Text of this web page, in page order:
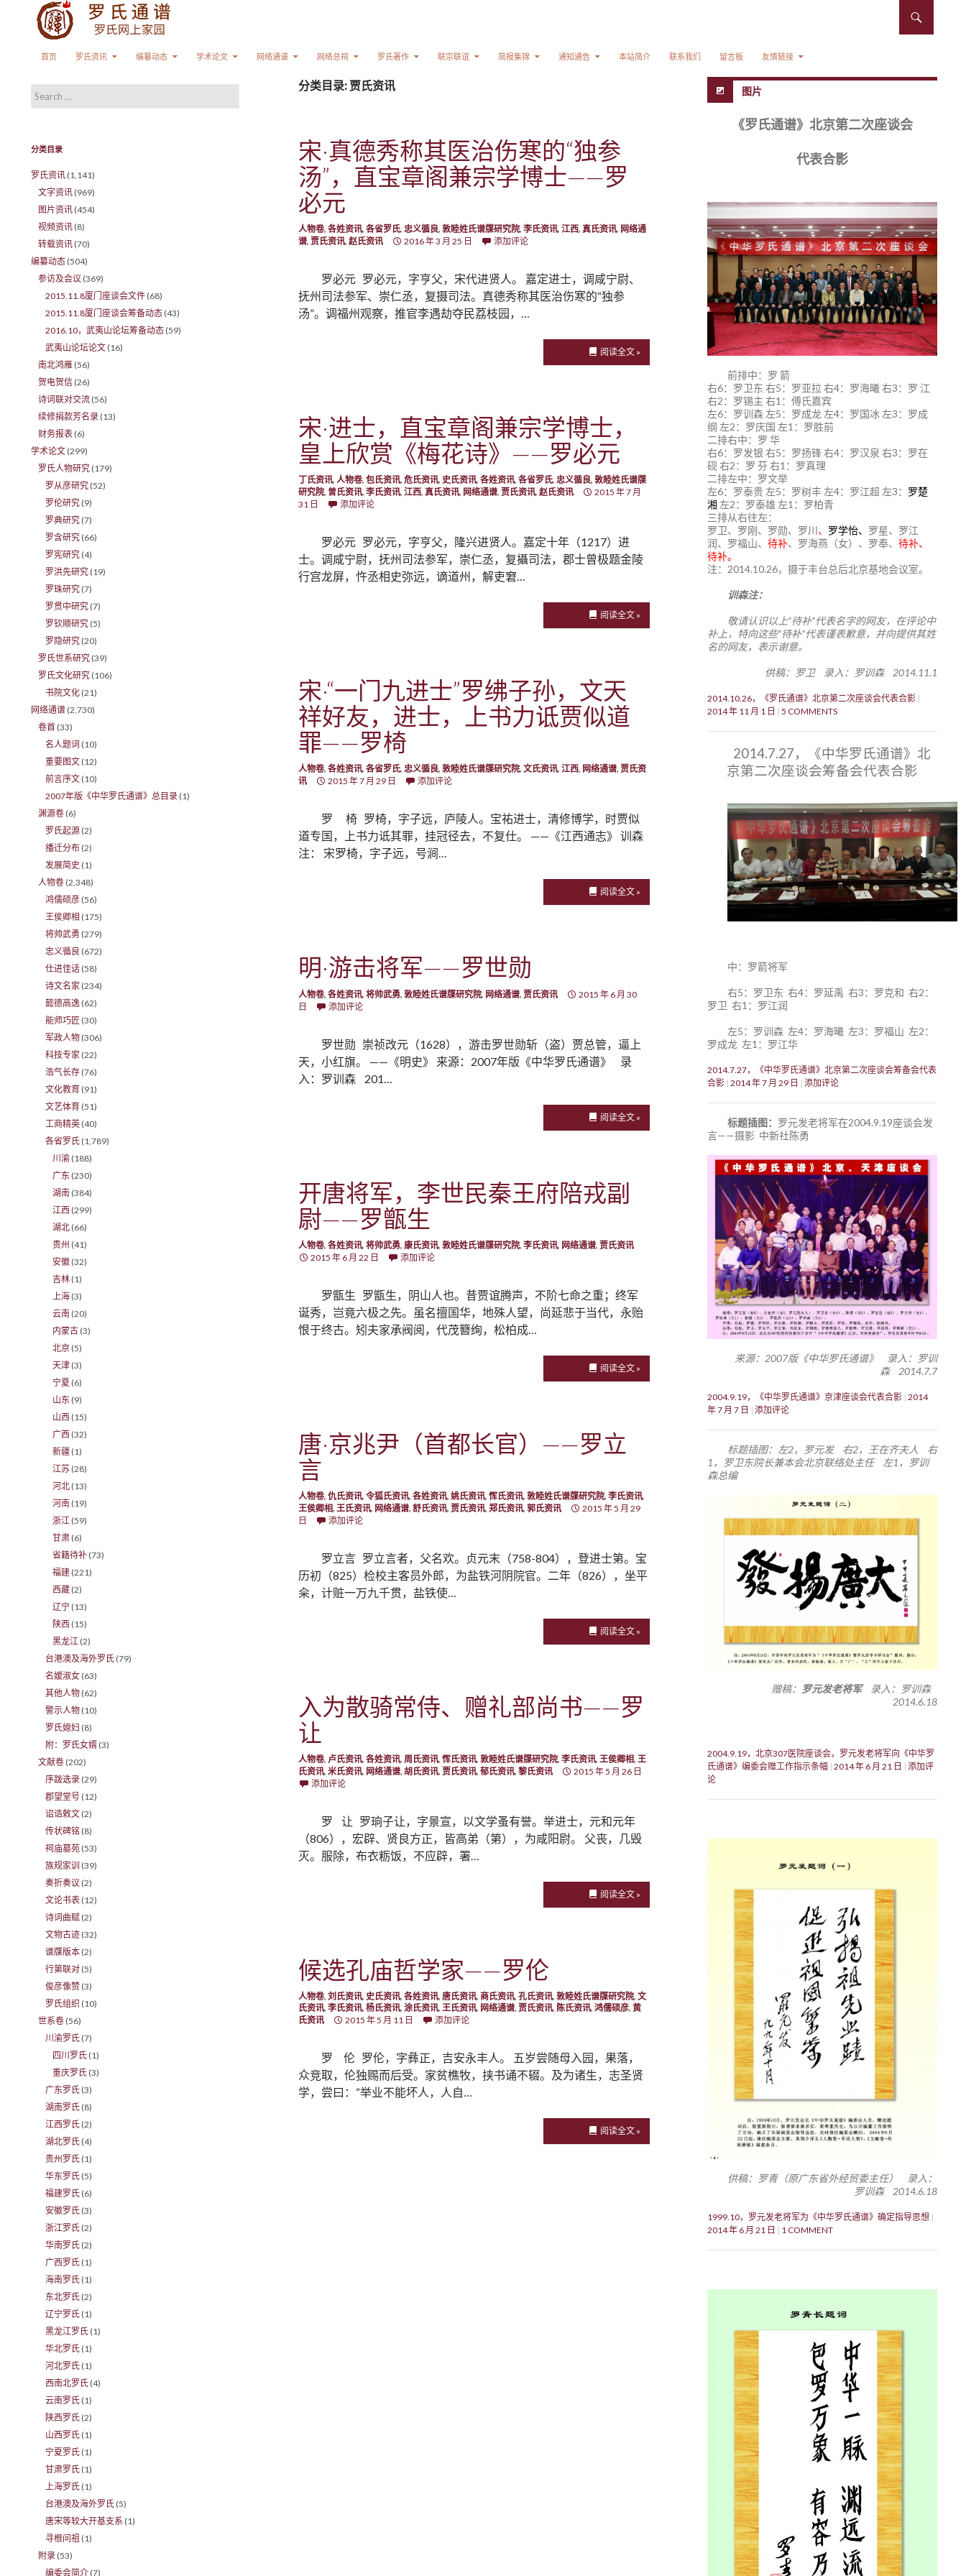
首页
罗氏资讯 编纂动态 学术论文 网络通谱 网络总祠 罗氏著作 联宗联谊 简报集锦 通知通告 本站简介 联系我们 留言板 友情链接
分类目录: 贾氏资讯
宋·真德秀称其医治伤寒的“独参
汤”，直宝章阁兼宗学博士——罗
必元
人物卷, 各姓资讯, 各省罗氏, 忠义循良, 敦睦姓氏谱牒研究院, 李氏资讯, 江西, 真氏资讯, 网络通
谱, 贾氏资讯, 赵氏资讯 2016 年 3 月 25 日 添加评论
罗必元 罗必元，字亨父，宋代进贤人。 嘉定进士，调咸宁尉、
抚州司法参军、崇仁丞，复摄司法。真德秀称其医治伤寒的“独参
汤”。调福州观察，推官李遇劫夺民荔枝园，…
阅读全文 »
宋·进士，直宝章阁兼宗学博士，
皇上欣赏《梅花诗》——罗必元
丁氏资讯, 人物卷, 包氏资讯, 危氏资讯, 史氏资讯, 各姓资讯, 各省罗氏, 忠义循良, 敦睦姓氏谱牒
研究院, 曾氏资讯, 李氏资讯, 江西, 真氏资讯, 网络通谱, 贾氏资讯, 赵氏资讯
2015 年 7 月
31 日
添加评论
罗必元 罗必元，字亨父，隆兴进贤人。嘉定十年（1217）进
士。调咸宁尉，抚州司法参军，崇仁丞，复攝司法，郡士曾极题金陵
行宫龙屏，忤丞相史弥远，谪道州，解吏窘…
阅读全文 »
宋·“一门九进士”罗绋子孙，文天
祥好友，进士，上书力诋贾似道
罪——罗椅
人物卷, 各姓资讯, 各省罗氏, 忠义循良, 敦睦姓氏谱牒研究院, 文氏资讯, 江西, 网络通谱, 贾氏资
讯
2015 年 7 月 29 日 添加评论
罗 椅 罗椅，字子远，庐陵人。宝祐进士，清修博学，时贾似
道专国，上书力诋其罪，挂冠径去，不复仕。 ——《江西通志》 训森
注： 宋罗椅，字子远，号涧…
阅读全文 »
明·游击将军——罗世勋
人物卷, 各姓资讯, 将帅武勇, 敦睦姓氏谱牒研究院, 网络通谱, 贾氏资讯
2015 年 6 月 30
日
添加评论
罗世勋 崇祯改元（1628），游击罗世勋斩（盗）贾总管，逼上
天，小红旗。 ——《明史》 来源：2007年版《中华罗氏通谱》 录
入：罗训森 201…
阅读全文 »
开唐将军，李世民秦王府陪戎副
尉——罗甑生
人物卷, 各姓资讯, 将帅武勇, 康氏资讯, 敦睦姓氏谱牒研究院, 李氏资讯, 网络通谱, 贾氏资讯
2015 年 6 月 22 日
添加评论
罗甑生 罗甑生，阴山人也。昔贾谊腾声，不阶七命之重；终军
诞秀，岂竟六极之先。虽名擅国华，地殊人望，尚延悲于当代，永贻
恨于终古。矧夫家承阀阅，代茂簪绚，松柏成…
阅读全文 »
唐·京兆尹（首都长官）——罗立
言
人物卷, 仇氏资讯, 令狐氏资讯, 各姓资讯, 姚氏资讯, 恽氏资讯, 敦睦姓氏谱牒研究院, 李氏资讯,
王侯卿相, 王氏资讯, 网络通谱, 舒氏资讯, 贾氏资讯, 郑氏资讯, 郭氏资讯
2015 年 5 月 29
日
添加评论
罗立言 罗立言者，父名欢。贞元末（758-804），登进士第。宝
历初（825）检校主客员外郎，为盐铁河阴院官。二年（826），坐平
籴，计赃一万九千贯，盐铁使…
阅读全文 »
入为散骑常侍、赠礼部尚书——罗
让
人物卷, 卢氏资讯, 各姓资讯, 周氏资讯, 恽氏资讯, 敦睦姓氏谱牒研究院, 李氏资讯, 王侯卿相, 王
氏资讯, 米氏资讯, 网络通谱, 胡氏资讯, 贾氏资讯, 郁氏资讯, 黎氏资讯
2015 年 5 月 26 日
添加评论
罗 让 罗珦子让，字景宣，以文学蚤有誉。举进士，元和元年
（806），宏辟、贤良方正，皆高弟（第），为咸阳尉。 父丧，几毁
灭。服除，布衣粝饭，不应辟，署…
阅读全文 »
候选孔庙哲学家——罗伦
人物卷, 刘氏资讯, 史氏资讯, 各姓资讯, 唐氏资讯, 商氏资讯, 孔氏资讯, 敦睦姓氏谱牒研究院, 文
氏资讯, 李氏资讯, 杨氏资讯, 涂氏资讯, 王氏资讯, 网络通谱, 贾氏资讯, 陈氏资讯, 鸿儒硕彦, 黄
氏资讯
2015 年 5 月 11 日 添加评论
罗 伦 罗伦，字彝正，吉安永丰人。 五岁尝随母入园，果落，
众竞取，伦独赐而后受。家贫樵牧，挟书诵不辍。及为诸生，志圣贤
学，尝曰：“举业不能坏人，人自…
阅读全文 »
图片
《罗氏通谱》北京第二次座谈会
代表合影
前排中：罗 箭
右6：罗卫东 右5：罗亚拉 右4：罗海曦 右3：罗 江
右2：罗锡主 右1：傅氏嘉宾
左6：罗训森 左5：罗成龙 左4：罗国冰 左3：罗成
纲 左2：罗庆国 左1：罗胜前
二排右中：罗 华
右6：罗发银 右5：罗扬锋 右4：罗汉泉 右3：罗在
砚 右2：罗 芬 右1：罗真理
二排左中：罗文举
左6：罗泰贵 左5：罗树丰 左4：罗江超 左3： 罗楚
湘 左2：罗泰雄 左1：罗柏青
三排从右往左：
罗卫、罗刚、罗勋、罗川、 罗学怡、 罗星、罗江
润、罗福山、 待补、罗海燕（女）、罗奉、 待补、
待补。
注：2014.10.26，摄于丰台总后北京基地会议室。
训森注：
敬请认识以上“待补”代表名字的网友，在评论中
补上，特向这些“待补”代表谨表歉意，并向提供其姓
名的网友，表示谢意。
供稿：罗卫 录入：罗训森 2014.11.1
2014.10.26，《罗氏通谱》北京第二次座谈会代表合影
2014 年 11 月 1 日
5 COMMENTS
2014.7.27，《中华罗氏通谱》北
京第二次座谈会筹备会代表合影
中：罗箭将军
右5：罗卫东 右4：罗延禹 右3：罗克和 右2：
罗卫 右1：罗江润
左5：罗训森 左4：罗海曦 左3：罗福山 左2：
罗成龙 左1：罗江华
2014.7.27，《中华罗氏通谱》北京第二次座谈会筹备会代表
合影 2014 年 7 月 29 日 添加评论
标题插图： 罗元发老将军在2004.9.19座谈会发
言——摄影 中新社陈勇
来源：2007版《中华罗氏通谱》 录入：罗训
森 2014.7.7
2004.9.19，《中华罗氏通谱》京津座谈会代表合影 2014
年 7 月 7 日
添加评论
标题插图：左2，罗元发 右2，王在齐夫人 右
1，罗卫东院长兼本会北京联络处主任 左1，罗训
森总编
赠稿： 罗元发老将军录入：罗训森
2014.6.18
2004.9.19，北京307医院座谈会，罗元发老将军向《中华罗
氏通谱》编委会赠工作指示条幅 2014 年 6 月 21 日
添加评
论
供稿：罗青（原广东省外经贸委主任） 录入：
罗训森 2014.6.18
1999.10，罗元发老将军为《中华罗氏通谱》确定指导思想
2014 年 6 月 21 日
1 COMMENT
Search for:
分类目录
罗氏资讯 (1,141)
文字资讯 (969)
图片资讯 (454)
视频资讯 (8)
转载资讯 (70)
编纂动态 (504)
参访及会议 (369)
2015.11.8厦门座谈会文件 (68)
2015.11.8厦门座谈会筹备动态 (43)
2016.10，武夷山论坛筹备动态 (59)
武夷山论坛论文 (16)
南北鸿雁 (56)
贺电贺信 (26)
诗词联对交流 (56)
续修捐款芳名录 (13)
财务报表 (6)
学术论文 (299)
罗氏人物研究 (179)
罗从彦研究 (52)
罗伦研究 (9)
罗典研究 (7)
罗含研究 (66)
罗宪研究 (4)
罗洪先研究 (19)
罗珠研究 (7)
罗贯中研究 (7)
罗钦顺研究 (5)
罗隐研究 (20)
罗氏世系研究 (39)
罗氏文化研究 (106)
书院文化 (21)
网络通谱 (2,730)
卷首 (33)
名人题词 (10)
重要图文 (12)
前言序文 (10)
2007年版《中华罗氏通谱》总目录 (1)
渊源卷 (6)
罗氏起源 (2)
播迁分布 (2)
发展简史 (1)
人物卷 (2,348)
鸿儒硕彦 (56)
王侯卿相 (175)
将帅武勇 (279)
忠义循良 (672)
仕进佳话 (58)
诗文名家 (234)
懿德高逸 (62)
能师巧匠 (30)
军政人物 (306)
科技专家 (22)
浩气长存 (76)
文化教育 (91)
文艺体育 (51)
工商精英 (40)
各省罗氏 (1,789)
川渝 (188)
广东 (230)
湖南 (384)
江西 (299)
湖北 (66)
贵州 (41)
安徽 (32)
吉林 (1)
上海 (3)
云南 (20)
内蒙古 (3)
北京 (5)
天津 (3)
宁夏 (6)
山东 (9)
山西 (15)
广西 (32)
新疆 (1)
江苏 (28)
河北 (13)
河南 (19)
浙江 (59)
甘肃 (6)
省籍待补 (73)
福建 (221)
西藏 (2)
辽宁 (13)
陕西 (15)
黑龙江 (2)
台港澳及海外罗氏 (79)
名嫒淑女 (63)
其他人物 (62)
警示人物 (10)
罗氏媳妇 (8)
附：罗氏女婿 (3)
文献卷 (202)
序跋选录 (29)
郡望堂号 (12)
诏诰敕文 (2)
传状碑铭 (8)
祠庙墓苑 (53)
族规家训 (39)
奏折奏议 (2)
文论书表 (12)
诗词曲赋 (2)
文物古迹 (32)
谱牒版本 (2)
行第联对 (5)
俊彦像赞 (3)
罗氏组织 (10)
世系卷 (56)
川渝罗氏 (7)
四川罗氏 (1)
重庆罗氏 (3)
广东罗氏 (3)
湖南罗氏 (8)
江西罗氏 (2)
湖北罗氏 (4)
贵州罗氏 (1)
华东罗氏 (5)
福建罗氏 (6)
安徽罗氏 (3)
浙江罗氏 (2)
华南罗氏 (2)
广西罗氏 (1)
海南罗氏 (1)
东北罗氏 (2)
辽宁罗氏 (1)
黑龙江罗氏 (1)
华北罗氏 (1)
河北罗氏 (1)
西南北罗氏 (4)
云南罗氏 (1)
陕西罗氏 (2)
山西罗氏 (1)
宁夏罗氏 (1)
甘肃罗氏 (1)
上海罗氏 (1)
台港澳及海外罗氏 (5)
唐宋等较大开基支系 (1)
寻根问祖 (1)
附录 (53)
编委会简介 (7)